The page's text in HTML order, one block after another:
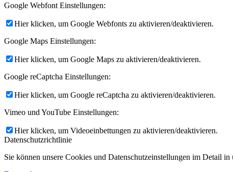
Google Webfont Einstellungen:
Hier klicken, um Google Webfonts zu aktivieren/deaktivieren.
Google Maps Einstellungen:
Hier klicken, um Google Maps zu aktivieren/deaktivieren.
Google reCaptcha Einstellungen:
Hier klicken, um Google reCaptcha zu aktivieren/deaktivieren.
Vimeo und YouTube Einstellungen:
Hier klicken, um Videoeinbettungen zu aktivieren/deaktivieren.
Datenschutzrichtlinie
Sie können unsere Cookies und Datenschutzeinstellungen im Detail